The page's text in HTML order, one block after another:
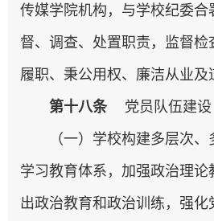
传媒学院机构，与学校纪委合
督、调查、处置职责，监督
履职、秉公用权、廉洁从业及
第十八条 党员队伍建设
（一）学校构建多层次
学习教育体系，加强政治理
出政治教育和政治训练，强化